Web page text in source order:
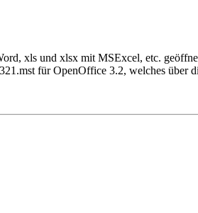
xls und xlsx mit MSExcel, etc.
für OpenOffice 3.2, welches